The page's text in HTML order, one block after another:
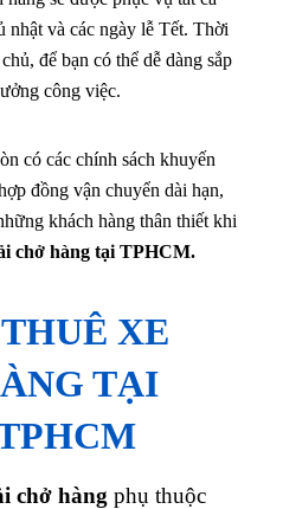
nhật và các ngày lễ Tết. Thời
để bạn có thể dễ dàng sắp
công việc.
có các chính sách khuyến
đồng vận chuyển dài hạn,
khách hàng thân thiết khi
chở hàng tại TPHCM.
XE
TẠI
chở hàng phụ thuộc